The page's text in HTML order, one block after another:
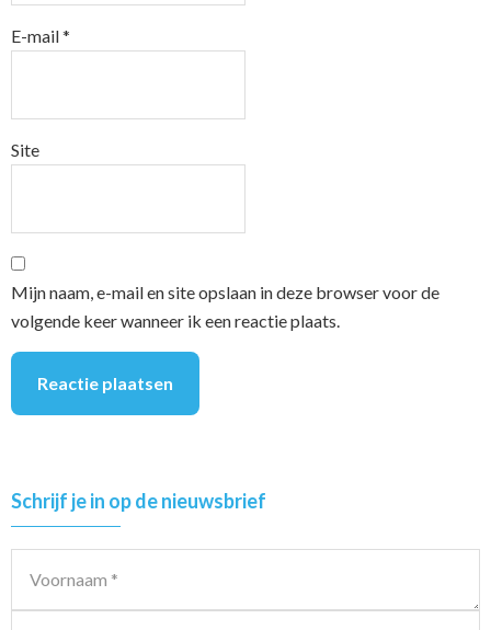
E-mail*
Site
Mijn naam, e-mail en site opslaan in deze browser voor de
volgende keer wanneer ik een reactie plaats.
Primary
Sidebar
Schrijf je in op de nieuwsbrief